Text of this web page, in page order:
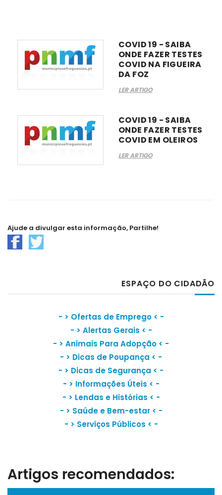
COVID 19 - SAIBA
ONDE FAZER TESTES
COVID NA FIGUEIRA
DA FOZ
LER ARTIGO
COVID 19 - SAIBA
ONDE FAZER TESTES
COVID EM OLEIROS
LER ARTIGO
Ajude a divulgar esta informação, Partilhe!
ESPAÇO DO CIDADÃO
- > Ofertas de Emprego< -
- > Alertas Gerais < -
- > Animais Para Adopção < -
- > Dicas de Poupança < -
- > Dicas de Segurança < -
- > Informações Úteis < -
- > Lendas e Histórias < -
- > Saúde e Bem-estar< -
- > Serviços Públicos < -
Artigos recomendados: